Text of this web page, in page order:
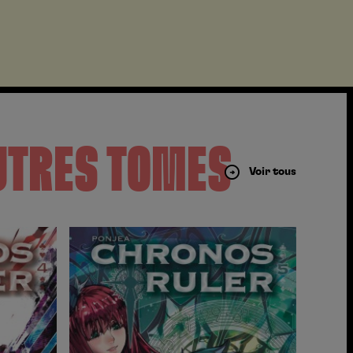
TOMES Voir tous